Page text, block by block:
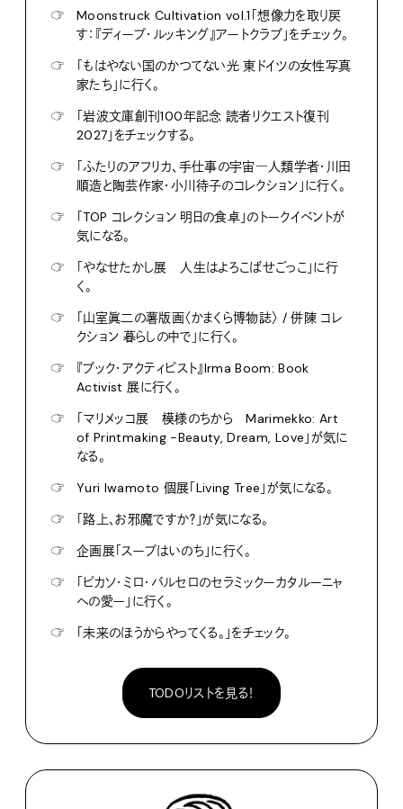
☞
Moonstruck Cultivation vol.1「想像力を取り戻
す：『ディープ・ルッキング』アートクラブ」をチェック。
☞
「もはやない国のかつてない光 東ドイツの女性写真
家たち」に行く。
☞
「岩波文庫創刊100年記念 読者リクエスト復刊
2027」をチェックする。
☞
「ふたりのアフリカ、手仕事の宇宙―人類学者・川田
順造と陶芸作家・小川待子のコレクション」に行く。
☞
「TOP コレクション 明日の食卓」のトークイベントが
気になる。
☞
「やなせたかし展 人生はよろこばせごっこ」に行
く。
☞
「山室眞二の薯版画〈かまくら博物誌〉 / 併陳 コレ
クション 暮らしの中で」に行く。
☞
『ブック・アクティビスト』Irma Boom: Book
Activist 展に行く。
☞
「マリメッコ展 模様のちから Marimekko: Art
of Printmaking -Beauty, Dream, Love」が気に
なる。
☞
Yuri Iwamoto 個展「Living Tree」が気になる。
☞
「路上、お邪魔ですか？」が気になる。
☞
企画展「スープはいのち」に行く。
☞
「ピカソ・ミロ・バルセロのセラミックーカタルーニャ
への愛ー」に行く。
☞
「未来のほうからやってくる。」をチェック。
TODOリストを見る！